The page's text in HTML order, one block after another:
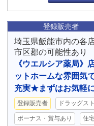
登録販売者
埼玉県飯能市内の各
市区郡の可能性あり
《ウエルシア薬局
ットホームな雰囲気
充実★まずはお気軽
登録販売者 ドラッグス
ボーナス・賞与あり 住